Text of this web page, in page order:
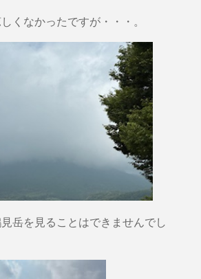
くなかったですが・・・。
岳を見ることはできませんでし